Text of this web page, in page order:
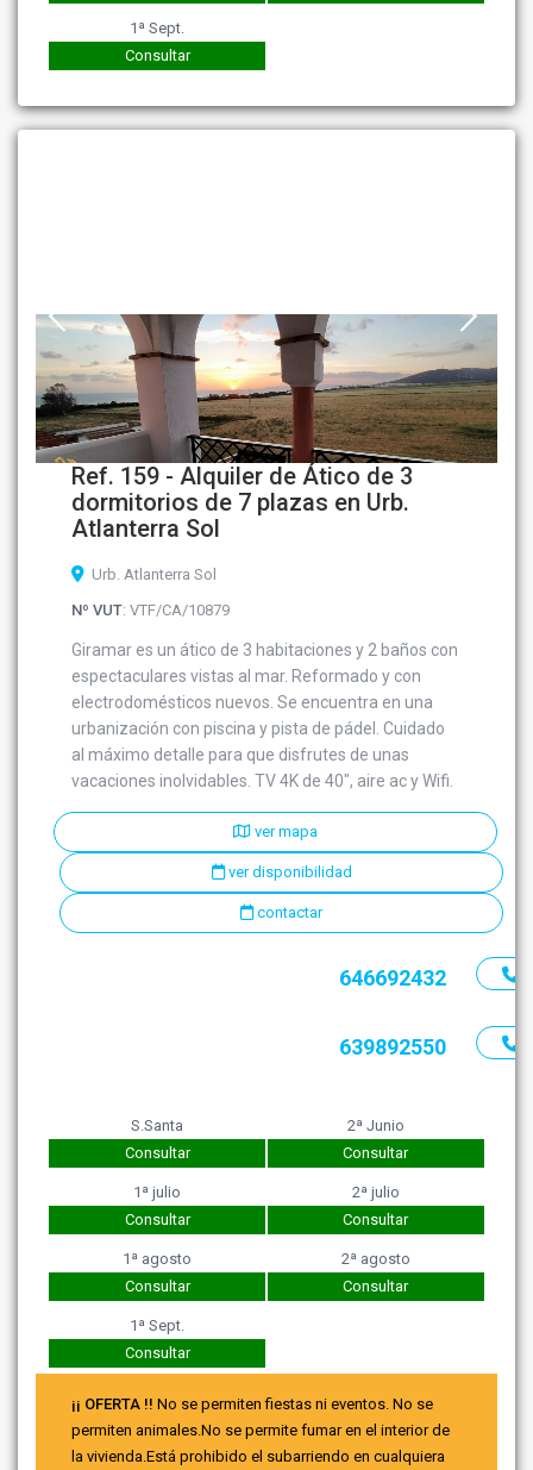
1ª Sept.
Consultar
Ref. 159 - Alquiler de Ático de 3
dormitorios de 7 plazas en Urb.
Atlanterra Sol
Urb. Atlanterra Sol
Nº VUT: VTF/CA/10879
Giramar es un ático de 3 habitaciones y 2 baños con
espectaculares vistas al mar. Reformado y con
electrodomésticos nuevos. Se encuentra en una
urbanización con piscina y pista de pádel. Cuidado
al máximo detalle para que disfrutes de unas
vacaciones inolvidables. TV 4K de 40", aire ac y Wifi.
ver mapa
ver disponibilidad
contactar
646692432
639892550
S.Santa
Consultar
2ª Junio
Consultar
1ª julio
Consultar
2ª julio
Consultar
1ª agosto
Consultar
2ª agosto
Consultar
1ª Sept.
Consultar
¡¡ OFERTA !! No se permiten fiestas ni eventos. No se
permiten animales.No se permite fumar en el interior de
la vivienda.Está prohibido el subarriendo en cualquiera